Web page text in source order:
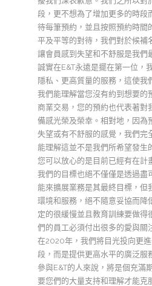
段，更不想為了增加更多的時段
待每筆預約，並且按照預約時間
平及平等的對待，我們對於候補
讓會員感到失望和不舒服是我們
誠實在E&T永遠是擺在第一位，
隱私、更高質量的服務，這使我
我們能理解當您沒有約到想要的
商業交易，您的預約也代表著對
備感光榮及榮幸。相對地，因為
失望或有不舒服的感覺，我們完
能理解這並不是我們所希望發生
您可以放心的是目前已經有在計
我們的目標也絕不僅僅是透過盡
能來擴展業務是其最終目標，但
環境和服務，絕不隨意妥協而降
定的很緩慢並且教育訓練要做
們的員工必須付出很多的愛與關
在2020年，我們將目光投向更
段，而是提供更高水平的廣泛服
參與E&T的人來說，將是個充滿
要您們的大量支持和理解才能克